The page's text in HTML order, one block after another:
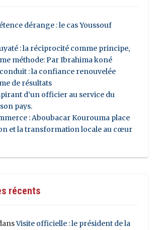
dérange : le cas Youssouf
: la réciprocité comme principe,
méthode: Par Ibrahima koné
: la confiance renouvelée
de résultats
d’un officier au service du
pays.
: Aboubacar Kourouma place
et la transformation locale au cœur
récents
Visite officielle : le président de la